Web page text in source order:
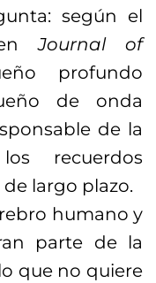
según el
enJournal of
profundo
de onda
de la
recuerdos
largo plazo.
humano y
parte de la
que no quiere